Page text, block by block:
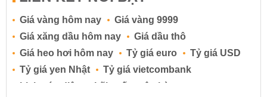
Giá vàng hôm nay
Giá vàng 9999
Giá xăng dầu hôm nay
Giá dầu thô
Giá heo hơi hôm nay
Tỷ giá euro
Tỷ giá USD
Tỷ giá yen Nhật
Tỷ giá vietcombank
Lịch cúp điện
Lãi suất ngân hàng